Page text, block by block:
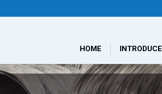
HOME INTRODUCE